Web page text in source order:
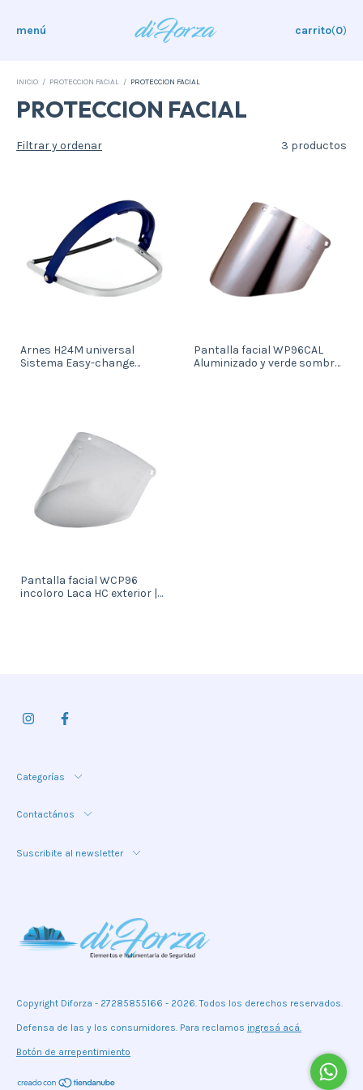
menú carrito(0)
INICIO / PROTECCION FACIAL / PROTECCION FACIAL
PROTECCION FACIAL
Filtrar y ordenar 3 productos
Arnes H24M universal
Sistema Easy-change
Pantalla facial WP96CAL
Aluminizado y verde sombra
Pantalla facial WCP96
incoloro Laca HC exterior |
Categorías
Contactános
Suscribite al newsletter
Copyright Diforza - 27285855166 - 2026. Todos los derechos reservados.
Defensa de las y los consumidores. Para reclamos ingresá acá.
Botón de arrepentimiento